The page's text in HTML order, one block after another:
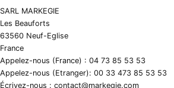
SARL MARKEGIE
Les Beauforts
63560 Neuf-Eglise
France
Appelez-nous (France) : 04 73 85 53 53
Appelez-nous (Etranger): 00 33 473 85 53 53
Écrivez-nous : contact@markegie.com